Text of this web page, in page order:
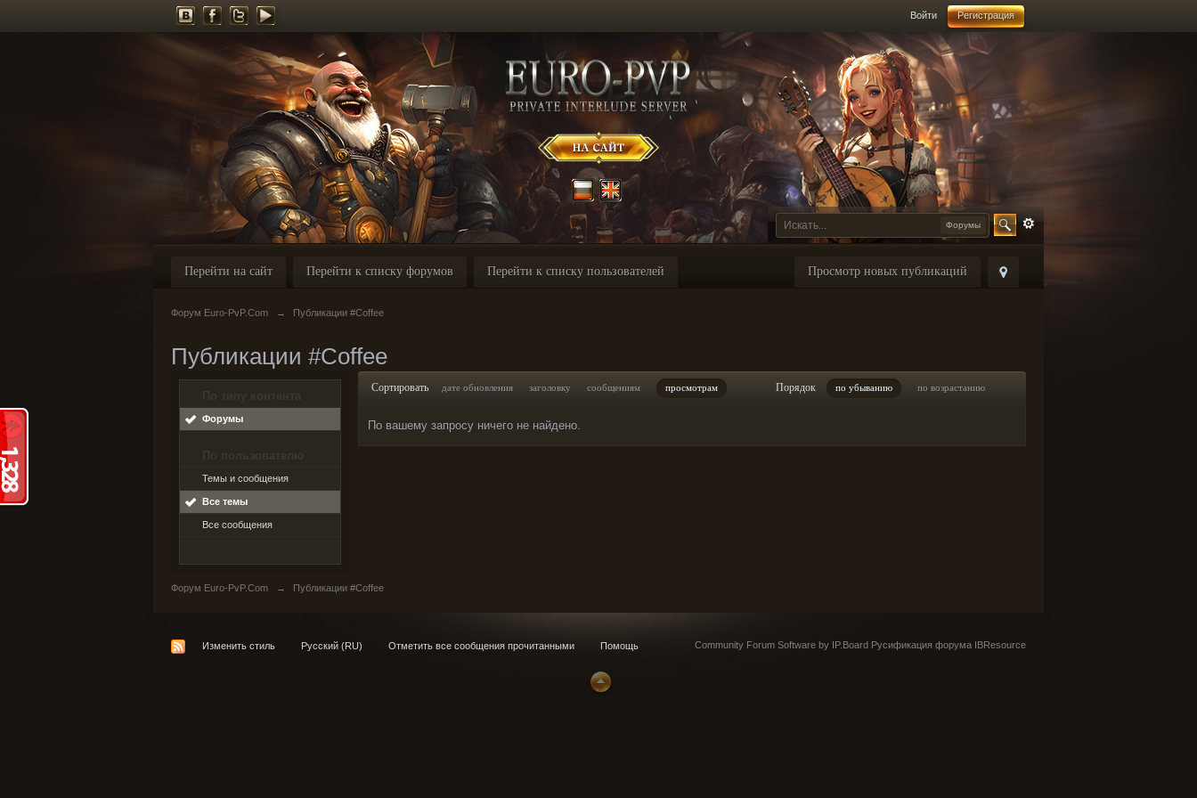
Войти Регистрация
Форумы
Просмотр новых публикаций
Перейти на сайт Перейти к списку форумов Перейти к списку пользователей
Форум Euro-PvP.Com → Публикации #Coffee
Публикации #Coffee
По типу контента
Форумы
По пользователю
Темы и сообщения
Все темы
Все сообщения
Сортировать дате обновления заголовку сообщениям просмотрам Порядок по убыванию по возрастанию
По вашему запросу ничего не найдено.
Форум Euro-PvP.Com → Публикации #Coffee
Изменить стиль Русский (RU) Отметить все сообщения прочитанными Помощь Community Forum Software by IP.Board Русификация форума IBResource